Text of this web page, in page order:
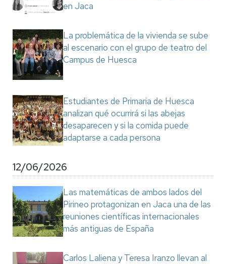
en Jaca
La problemática de la vivienda se sube
al escenario con el grupo de teatro del
Campus de Huesca
Estudiantes de Primaria de Huesca
analizan qué ocurrirá si las abejas
desaparecen y si la comida puede
adaptarse a cada persona
12/06/2026
Las matemáticas de ambos lados del
Pirineo protagonizan en Jaca una de las
reuniones científicas internacionales
más antiguas de España
Carlos Laliena y Teresa Iranzo llevan al